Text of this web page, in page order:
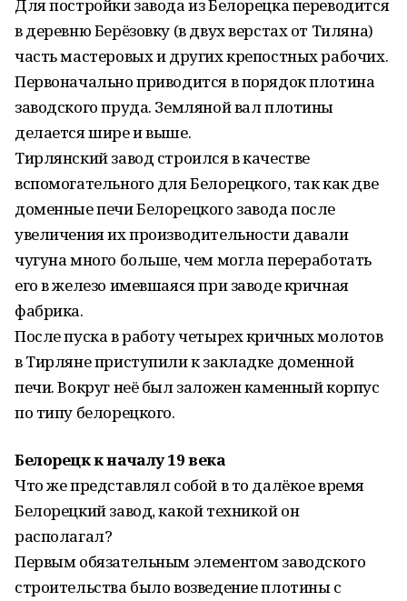
Для постройки завода из Белорецка переводится
в деревню Берёзовку (в двух верстах от Тиляна)
часть мастеровых и других крепостных рабочих.
Первоначально приводится в порядок плотина
заводского пруда. Земляной вал плотины
делается шире и выше.
Тирлянский завод строился в качестве
вспомогательного для Белорецкого, так как две
доменные печи Белорецкого завода после
увеличения их производительности давали
чугуна много больше, чем могла переработать
его в железо имевшаяся при заводе кричная
фабрика.
После пуска в работу четырех кричных молотов
в Тирляне приступили к закладке доменной
печи. Вокруг неё был заложен каменный корпус
по типу белорецкого.
Белорецк к началу 19 века
Что же представлял собой в то далёкое время
Белорецкий завод, какой техникой он
располагал?
Первым обязательным элементом заводского
строительства было возведение плотины с